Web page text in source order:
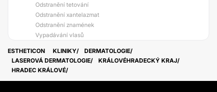
Odstranění tetování
Odstranění xantelazmat
Odstranění znamének
Vypadávání vlasů
ESTHETICON KLINIKY
DERMATOLOGIE
LASEROVÁ DERMATOLOGIE
KRÁLOVÉHRADECKÝ KRAJ
HRADEC KRÁLOVÉ